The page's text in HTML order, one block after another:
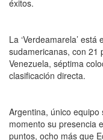
éxitos.
La ‘Verdeamarela’
sudamericanas, con 21
Venezuela, séptima
clasificación directa.
Argentina, único
momento su presencia
puntos, ocho más que